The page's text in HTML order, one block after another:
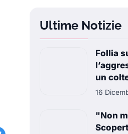
Ultime Notizie
Follia
un
16
"Non